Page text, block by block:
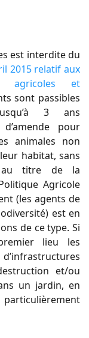
est interdite du
2015 relatif aux
agricoles et
sont passibles
3 ans
pour
animales non
habitat, sans
au titre de la
Agricole
(les agents de
est en
de ce type. Si
lieu les
et/ou
un jardin, en